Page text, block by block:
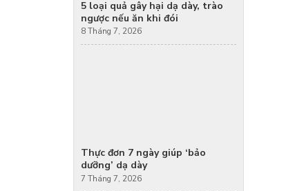
5 loại quả gây hại dạ dày, trào
ngược nếu ăn khi đói
8 Tháng 7, 2026
Thực đơn 7 ngày giúp ‘bảo
dưỡng’ dạ dày
7 Tháng 7, 2026